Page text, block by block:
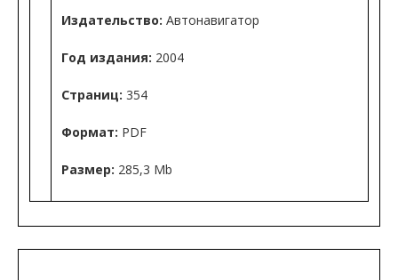
Издательство: Автонавигатор
Год издания: 2004
Страниц: 354
Формат: PDF
Размер: 285,3 Mb